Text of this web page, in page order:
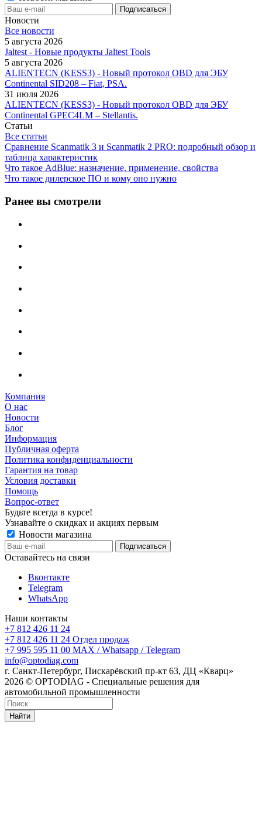
Новости
Все новости
5 августа 2026
Jaltest - Новые продукты Jaltest Tools
5 августа 2026
ALIENTECN (KESS3) - Новый протокол OBD для ЭБУ
Continental SID208 – Fiat, PSA.
31 июля 2026
ALIENTECN (KESS3) - Новый протокол OBD для ЭБУ
Continental GPEC4LM – Stellantis.
Статьи
Все статьи
Сравнение Scanmatik 3 и Scanmatik 2 PRO: подробный обзор и
таблица характеристик
Что такое AdBlue: назначение, применение, свойства
Что такое дилерское ПО и кому оно нужно
Ранее вы смотрели
Компания
О нас
Новости
Блог
Информация
Публичная оферта
Политика конфиденциальности
Гарантия на товар
Условия доставки
Помощь
Вопрос-ответ
Будьте всегда в курсе!
Узнавайте о скидках и акциях первым
Новости магазина
Оставайтесь на связи
Вконтакте
Telegram
WhatsApp
Наши контакты
+7 812 426 11 24
+7 812 426 11 24 Отдел продаж
+7 995 595 11 00 MAX / Whatsapp / Telegram
info@optodiag.com
г. Санкт-Петербург, Пискарёвский пр-кт 63, ДЦ «Кварц»
2026 © OPTODIAG - Специальные решения для
автомобильной промышленности
Найти